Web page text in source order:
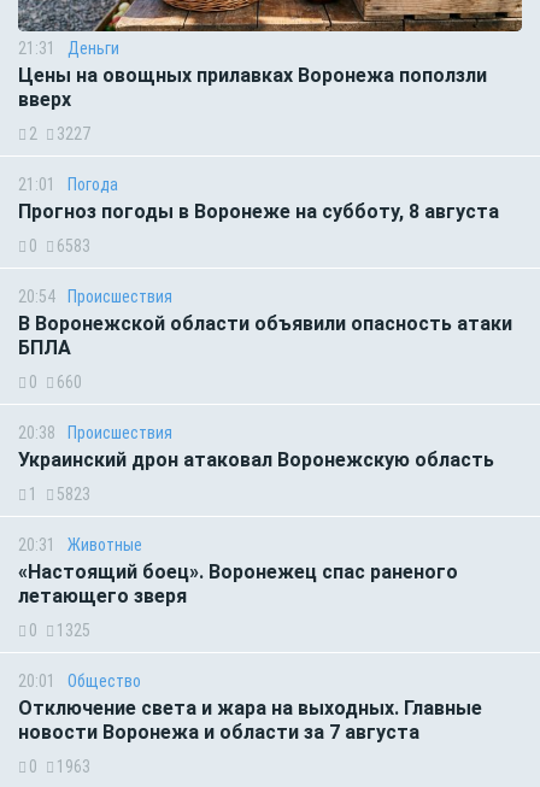
21:31 Деньги
Цены на овощных прилавках Воронежа поползли
вверх
2 3227
21:01 Погода
Прогноз погоды в Воронеже на субботу, 8 августа
0 6583
20:54 Происшествия
В Воронежской области объявили опасность атаки
БПЛА
0 660
20:38 Происшествия
Украинский дрон атаковал Воронежскую область
1 5823
20:31 Животные
«Настоящий боец». Воронежец спас раненого
летающего зверя
0 1325
20:01 Общество
Отключение света и жара на выходных. Главные
новости Воронежа и области за 7 августа
0 1963